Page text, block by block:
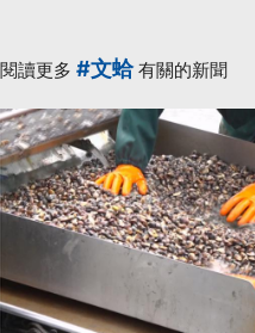
閱讀更多 #文蛤有關的新聞